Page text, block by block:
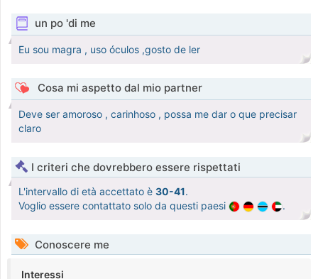
un po 'di me
Eu sou magra , uso óculos ,gosto de ler
Cosa mi aspetto dal mio partner
Deve ser amoroso , carinhoso , possa me dar o que precisar
claro
I criteri che dovrebbero essere rispettati
L'intervallo di età accettato è 30-41.
Voglio essere contattato solo da questi paesi
.
Conoscere me
Interessi